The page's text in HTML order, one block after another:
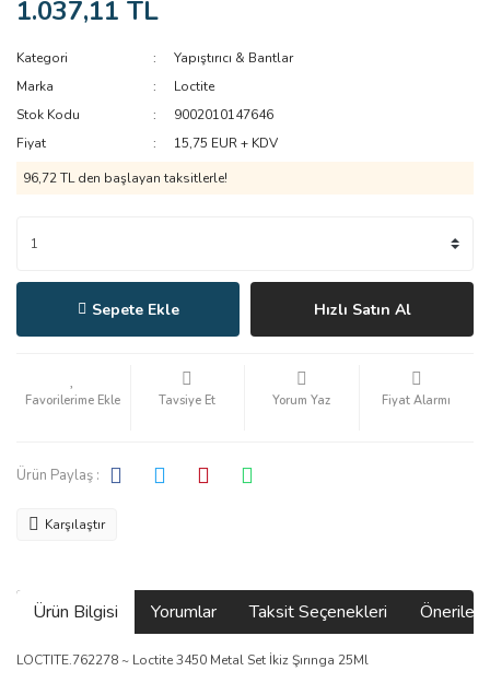
1.037,11 TL
Kategori
Yapıştırıcı & Bantlar
Marka
Loctite
Stok Kodu
9002010147646
Fiyat
15,75 EUR + KDV
96,72 TL den başlayan taksitlerle!
Sepete Ekle Hızlı Satın Al
Tavsiye Et Yorum Yaz Fiyat Alarmı
Ürün Paylaş :
Karşılaştır
Ürün Bilgisi Yorumlar Taksit Seçenekleri
LOCTITE.762278 ~ Loctite 3450 Metal Set İkiz Şırınga 25Ml